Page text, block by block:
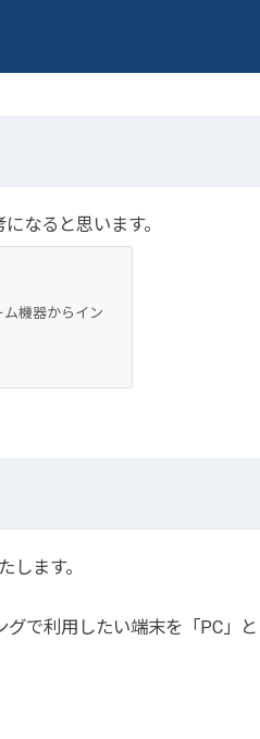
なると思います。
機器からイン
します。
で利用したい端末を「PC」と